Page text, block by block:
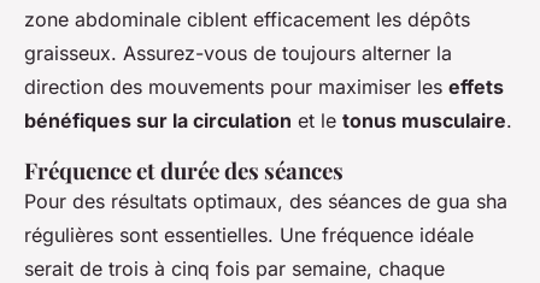
zone abdominale ciblent efficacement les dépôts
graisseux. Assurez-vous de toujours alterner la
direction des mouvements pour maximiser les effets
bénéfiques sur la circulation et le tonus musculaire.
Fréquence et durée des séances
Pour des résultats optimaux, des séances de gua sha
régulières sont essentielles. Une fréquence idéale
serait de trois à cinq fois par semaine, chaque